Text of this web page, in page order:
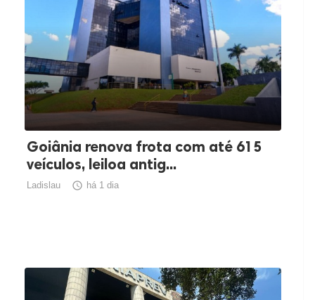
Goiânia renova frota com até 615
veículos, leiloa antig...
Ladislau  há 1 dia